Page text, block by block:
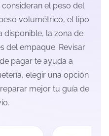
el peso del
volumétrico, el tipo
disponible, la zona de
del empaque. Revisar
pagar te ayuda a
elegir una opción
mejor tu guía de